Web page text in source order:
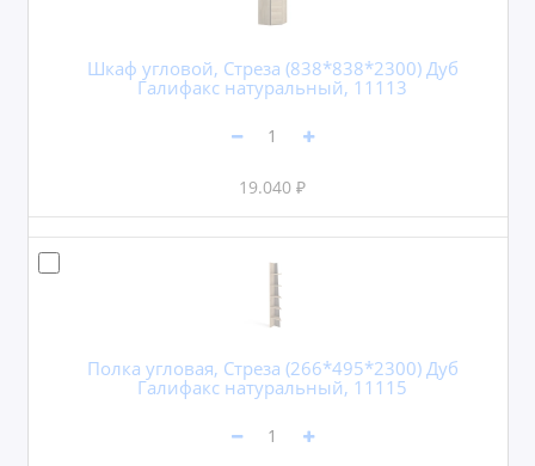
Шкаф угловой, Стреза (838*838*2300) Дуб
Галифакс натуральный, 11113
19.040 ₽
Полка угловая, Стреза (266*495*2300) Дуб
Галифакс натуральный, 11115